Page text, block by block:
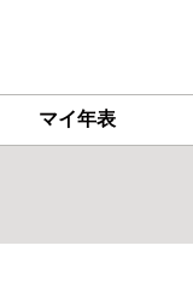
マイ年表